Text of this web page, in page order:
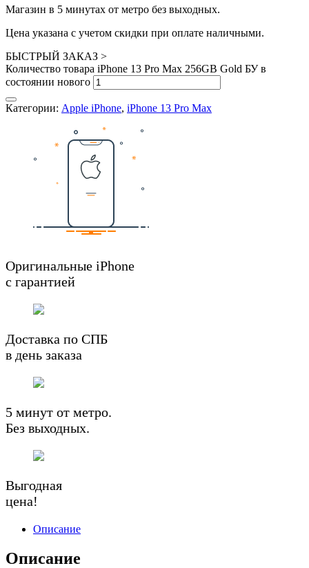
Магазин в 5 минутах от метро без выходных.
Цена указана с учетом скидки при оплате наличными.
БЫСТРЫЙ ЗАКАЗ >
Количество товара iPhone 13 Pro Max 256GB Gold БУ в
состоянии нового
Категории: Apple iPhone, iPhone 13 Pro Max
Оригинальные iPhone
с гарантией
Доставка по СПБ
в день заказа
5 минут от метро.
Без выходных.
Выгодная
цена!
Описание
Описание